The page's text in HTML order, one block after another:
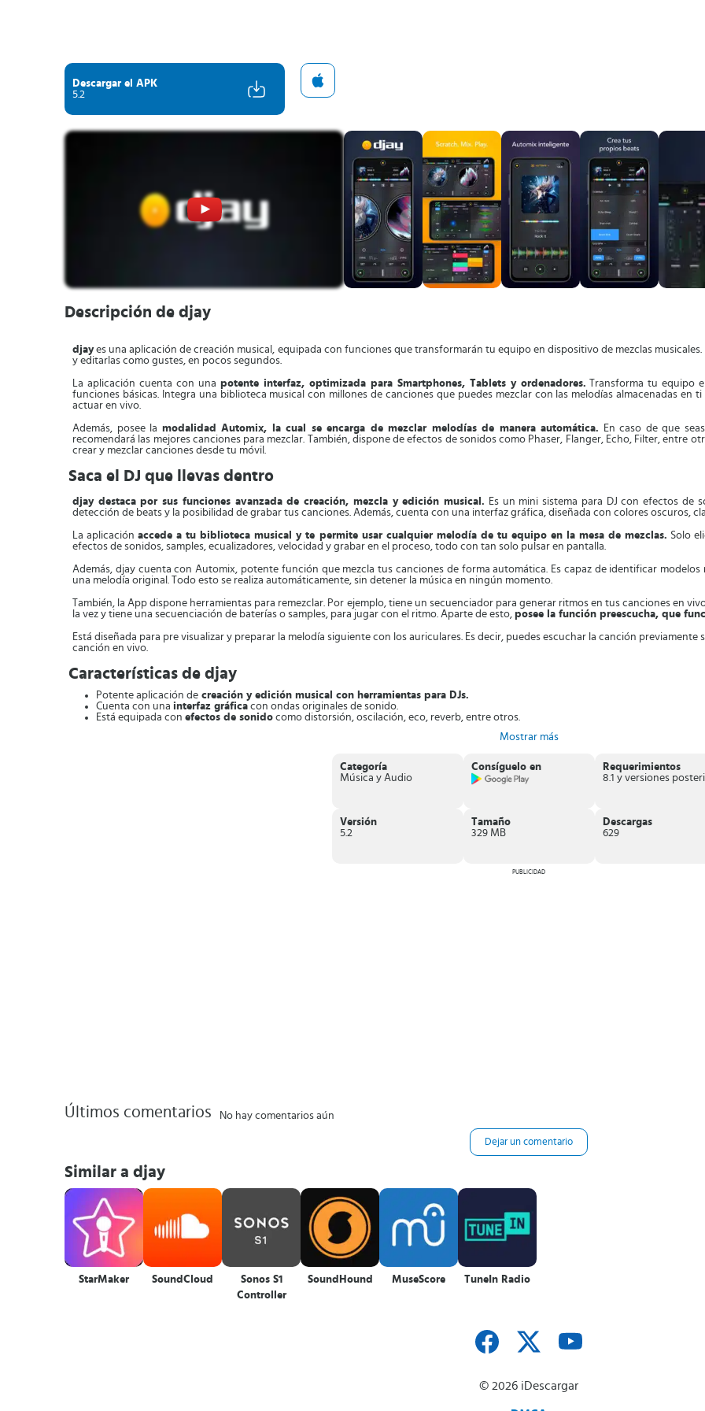
Descargar el APK
5.2
Descripción de djay
djayes una aplicación de creación musical, equipada con funciones que transformarán tu equipo en dispositivo de mezclas
y editarlas como gustes, en pocos segundos.
La aplicación cuenta con una potente interfaz, optimizada para Smartphones, Tablets y ordenadores. Transforma tu equipo
funciones básicas. Integra una biblioteca musical con millones de canciones que puedes mezclar con las melodías almacenadas en
actuar en vivo.
Además, posee la modalidad Automix, la cual se encarga de mezclar melodías de manera automática. En caso de que
recomendará las mejores canciones para mezclar. También, dispone de efectos de sonidos como Phaser, Flanger, Echo, Filter, entre
crear y mezclar canciones desde tu móvil.
Saca el DJ que llevas dentro
djay destaca por sus funciones avanzada de creación, mezcla y edición musical. Es un mini sistema para DJ con efectos de
detección de beats y la posibilidad de grabar tus canciones. Además, cuenta con una interfaz gráfica, diseñada con colores oscuros,
La aplicaciónaccede a tu biblioteca musical y te permite usar cualquier melodía de tu equipo en la mesa de mezclas. Solo
efectos de sonidos, samples, ecualizadores, velocidad y grabar en el proceso, todo con tan solo pulsar en pantalla.
Además, djay cuenta con Automix, potente función que mezcla tus canciones de forma automática. Es capaz de identificar
una melodía original. Todo esto se realiza automáticamente, sin detener la música en ningún momento.
También, la App dispone herramientas para remezclar. Por ejemplo, tiene un secuenciador para generar ritmos en tus canciones en
la vez y tiene una secuenciación de baterías o samples, para jugar con el ritmo. Aparte de esto, posee la función preescucha, que
Está diseñada para pre visualizar y preparar la melodía siguiente con los auriculares. Es decir, puedes escuchar la canción
canción en vivo.
Características de djay
Potente aplicación de creación y edición musical con herramientas para DJs.
Cuenta con una interfaz gráfica con ondas originales de sonido.
Está equipada con efectos de sonido como distorsión, oscilación, eco, reverb, entre otros.
biblioteca musical de tu móvil.
Sección Match o recomendación de canciones para mezclar.
excelente herramienta musicalequipada con un sistema sencillo de DJ, con efectos de sonidos, bucles,
Mostrar más
Categoría
Música y Audio
Consíguelo en
Requerimientos
Versión
5.2
Tamaño
329 MB
Descargas
629
PUBLICIDAD
Últimos comentarios No hay comentarios aún
Dejar un comentario
Similar a djay
StarMaker SoundCloud
Sonos S1
Controller
SoundHound MuseScore TuneIn Radio
© 2026 iDescargar